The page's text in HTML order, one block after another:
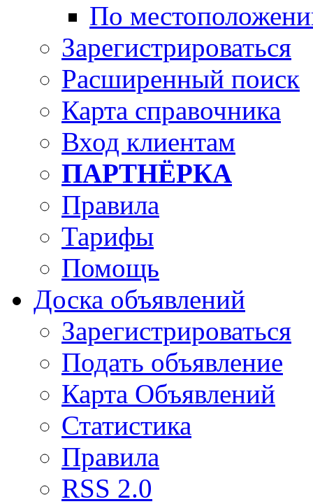
По
Зарегистрироваться
Расширенный поиск
Карта справочника
Вход клиентам
ПАРТНЁРКА
Правила
Тарифы
Помощь
Доска объявлений
Зарегистрироваться
Подать объявление
Карта Объявлений
Статистика
Правила
RSS 2.0